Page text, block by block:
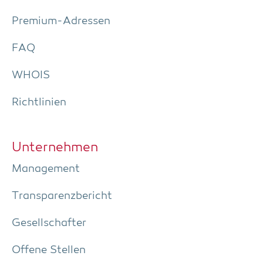
Pre­­mi­um-Adres­­sen
FAQ
WHOIS
Richt­li­ni­en
Unter­neh­men
Manage­ment
Trans­pa­renz­be­richt
Gesell­schaf­ter
Offe­ne Stellen